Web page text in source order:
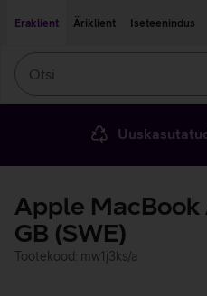
Eraklient
Äriklient Iseteenindus
Apple
GB (SWE)
Tootekood: mw1j3ks/a